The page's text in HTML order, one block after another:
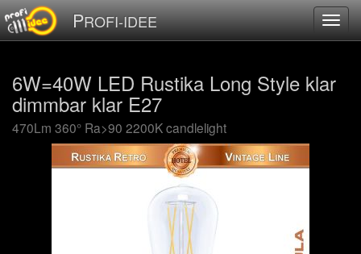
PROFI-IDEE
6W=40W LED Rustika Long Style klar
dimmbar klar E27
470Lm 360° Ra>90 2200K candlelight